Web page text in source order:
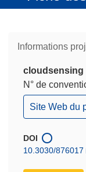
Informations
cloudsensing
N° de
(s’ouvre
dans
nouvelle
fenêtre)
Site Web du
DOI
10.3030/876017